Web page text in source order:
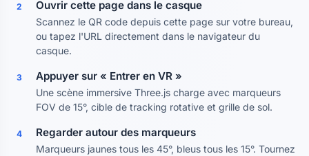
2 Ouvrir cette page dans le casque
Scannez le QR code depuis cette page sur votre bureau,
ou tapez l'URL directement dans le navigateur du
casque.
3 Appuyer sur « Entrer en VR »
Une scène immersive Three.js charge avec marqueurs
FOV de 15°, cible de tracking rotative et grille de sol.
4 Regarder autour des marqueurs
Marqueurs jaunes tous les 45°, bleus tous les 15°. Tournez